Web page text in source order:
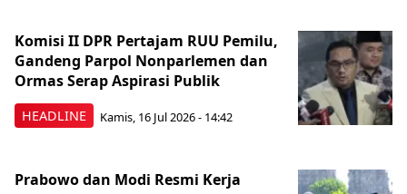
HEADLINE
Komisi II DPR Pertajam RUU Pemilu,
Gandeng Parpol Nonparlemen dan
Ormas Serap Aspirasi Publik
Kamis, 16 Jul 2026 - 14:42
Prabowo dan Modi Resmi Kerja